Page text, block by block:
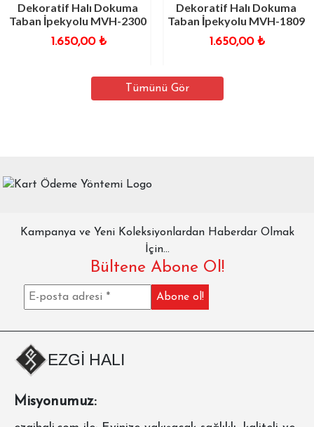
Dekoratif Halı Dokuma
Taban İpekyolu MVH-2300
1.650,00 ₺
Dekoratif Halı Dokuma
Taban İpekyolu MVH-1809
1.650,00 ₺
Tümünü Gör
Kampanya ve Yeni Koleksiyonlardan Haberdar Olmak
İçin...
Bültene Abone Ol!
EZGİ HALI
Misyonumuz: